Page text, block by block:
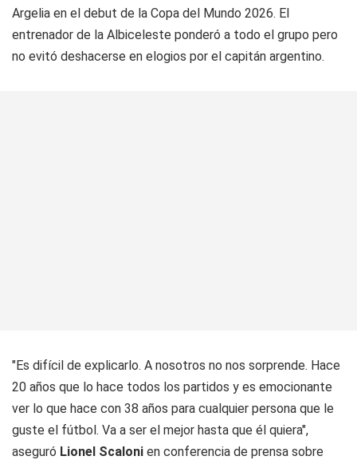
Argelia en el debut de la Copa del Mundo 2026. El
entrenador de la Albiceleste ponderó a todo el grupo pero
no evitó deshacerse en elogios por el capitán argentino.
"Es difícil de explicarlo. A nosotros no nos sorprende. Hace
20 años que lo hace todos los partidos y es emocionante
ver lo que hace con 38 años para cualquier persona que le
guste el fútbol. Va a ser el mejor hasta que él quiera",
aseguró Lionel Scaloni en conferencia de prensa sobre